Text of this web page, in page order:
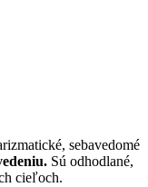
sebavedomé
Sú odhodlané,
cieľoch.